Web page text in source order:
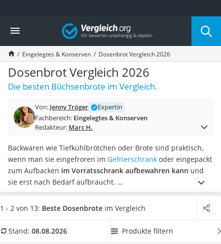
Die beliebtesten Vergleiche nach Kategorie
Lebensmittel
Schwarzkümmelöl
Knäckebrot
Schwarzkümmelöl-Kapseln
Manukahonig
Eiklar
Balsamico-Essig
Schwarzkümmelöl bio
Honig
Gemüsebrühe
Eiskaffee-Pulver
Irischer Whiskey
Grapefruitkernextrakt
Matcha-Set
MCT-Öl
Vergleich
Eingelegtes & Konserven Dosenbrot Vergleich 2026
Dosenbrot Vergleich 2026
Die besten Büchsenbrote im Vergleich.
Von: Jenny Tröger
Expertin
Fachbereich: Eingelegtes & Konserven
Redakteur: Marc H.
Backwaren wie Tiefkühlbrötchen oder Brote sind praktisch,
wenn man sie eingefroren im Gefrierschrank oder eingepackt
zum Aufbacken im Vorratsschrank aufbewahren kann und
sie erst nach Bedarf aufbraucht.
Denken Sie unbedingt auch anDosenbrot für den
Brotvorrat. AlsSnack für unterwegs oder beim Campen
besondere Backtechnik konserviertund haltbar gemacht, ist
1 - 2 von 13: Beste Dosenbrote im Vergleich
Stand: 08.08.2026 Produkte filtern